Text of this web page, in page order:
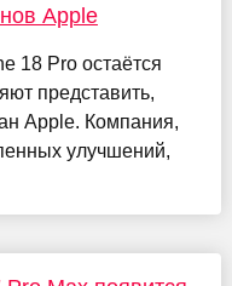
Apple
18 Pro остаётся
представить,
Apple. Компания,
улучшений,